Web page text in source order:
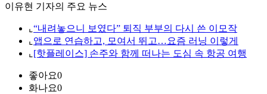
이유현 기자의 주요 뉴스
⌞ “내려놓으니 보였다” 퇴직 부부의 다시 쓴 이모작
⌞ 앱으로 연습하고, 모여서 뛰고…요즘 러닝 이렇게
⌞ [핫플레이스] 손주와 함께 떠나는 도심 속 항공 여행
좋아요0
화나요0